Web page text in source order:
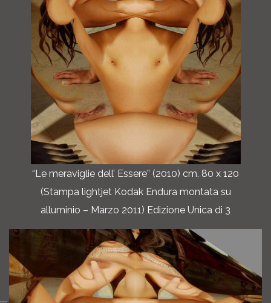
“Le meraviglie dell’ Essere” (2010) cm. 80 x 120
(Stampa lightjet Kodak Endura montata su
alluminio – Marzo 2011) Edizione Unica di 3